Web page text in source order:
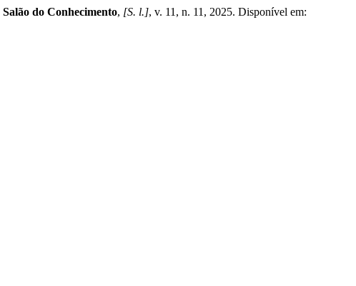
Salão do Conhecimento, [S. l.], v. 11, n. 11, 2025. Disponível em: